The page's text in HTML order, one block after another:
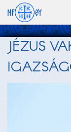
JÉZUS